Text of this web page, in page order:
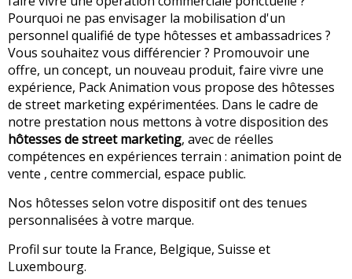
Pourquoi ne pas envisager la mobilisation d'un
personnel qualifié de type hôtesses et ambassadrices ?
Vous souhaitez vous différencier ? Promouvoir une
offre, un concept, un nouveau produit, faire vivre une
expérience, Pack Animation vous propose des hôtesses
de street marketing expérimentées. Dans le cadre de
notre prestation nous mettons à votre disposition des
hôtesses de street marketing, avec de réelles
compétences en expériences terrain : animation point de
vente , centre commercial, espace public.
Nos hôtesses selon votre dispositif ont des tenues
personnalisées à votre marque.
Profil sur toute la France, Belgique, Suisse et
Luxembourg.